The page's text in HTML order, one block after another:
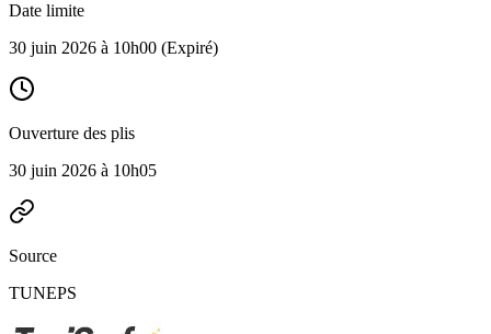
Date limite
30 juin 2026 à 10h00 (Expiré)
Ouverture des plis
30 juin 2026 à 10h05
Source
TUNEPS